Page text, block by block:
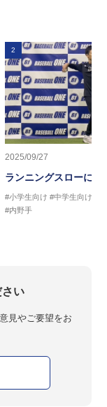
2
2025/09/27
ランニングスローに繋
#小学生向け #中学生向け
#内野手
い
見やご要望をお